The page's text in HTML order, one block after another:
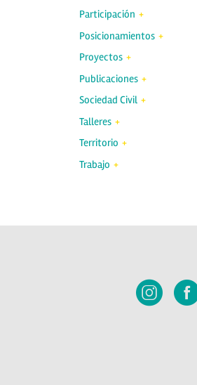
Participación
Posicionamientos
Proyectos
Publicaciones
Sociedad Civil
Talleres
Territorio
Trabajo